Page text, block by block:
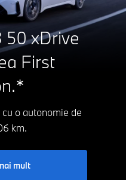
50 xDrive
First
o autonomie de
km.
mult